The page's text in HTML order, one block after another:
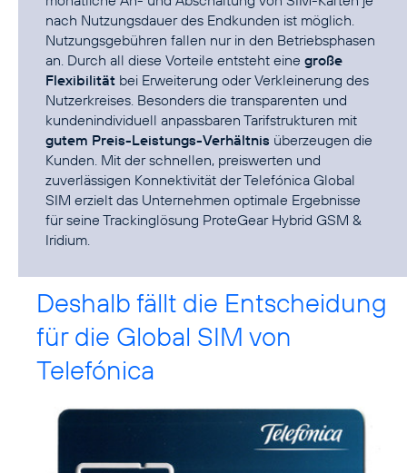
nach Nutzungsdauer des Endkunden ist möglich.
Nutzungsgebühren fallen nur in den Betriebsphasen
an. Durch all diese Vorteile entsteht eine große
Flexibilität bei Erweiterung oder Verkleinerung des
Nutzerkreises. Besonders die transparenten und
kundenindividuell anpassbaren Tarifstrukturen mit
gutem Preis-Leistungs-Verhältnis überzeugen die
Kunden. Mit der schnellen, preiswerten und
zuverlässigen Konnektivität der Telefónica Global
SIM erzielt das Unternehmen optimale Ergebnisse
für seine Trackinglösung ProteGear Hybrid GSM &
Iridium.
Deshalb fällt die Entscheidung
für die Global SIM von
Telefónica